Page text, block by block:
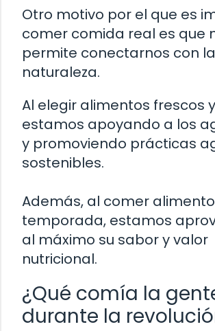
Otro motivo por el que es
comer comida real es que
permite conectarnos con la
naturaleza.
Al elegir alimentos frescos
estamos apoyando a los
y promoviendo prácticas
sostenibles.
Además, al comer
temporada, estamos
al máximo su sabor y valor
nutricional.
¿Qué comía la
durante la